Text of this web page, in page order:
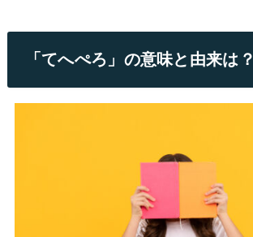
「てへぺろ」の意味と由来は？